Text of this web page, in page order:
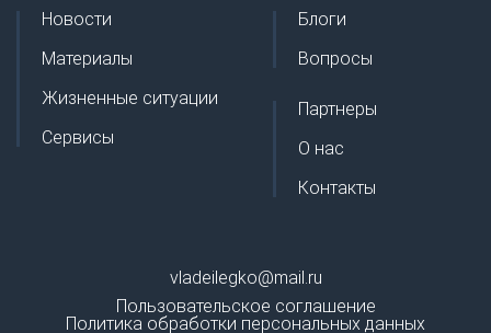
Новости
Материалы
Жизненные ситуации
Сервисы
Блоги
Вопросы
Партнеры
О нас
Контакты
vladeilegko@mail.ru
Пользовательское соглашение
Политика обработки персональных данных